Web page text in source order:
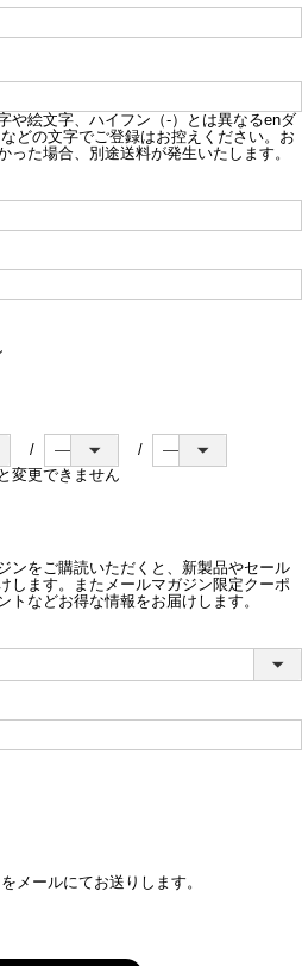
や絵文字、ハイフン（-）とは異なるenダ
などの文字でご登録はお控えください。お
った場合、別途送料が発生いたします。
変更できません
ンをご購読いただくと、新製品やセール
します。またメールマガジン限定クーポ
トなどお得な情報をお届けします。
メールにてお送りします。